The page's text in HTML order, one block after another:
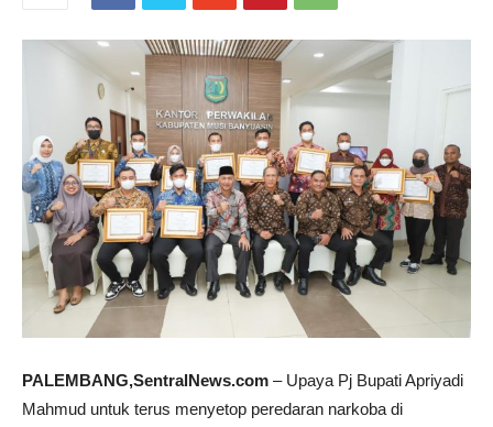
PALEMBANG,SentralNews.com – Upaya Pj Bupati Apriyadi
Mahmud untuk terus menyetop peredaran narkoba di